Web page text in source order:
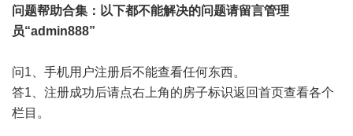
问题帮助合集 ：以下都不能解决的问题请留言管理
员“admin888”
问1、手机用户注册后不能查看任何东西。
答1、注册成功后请点右上角的房子标识返回首页查看各个
栏目。